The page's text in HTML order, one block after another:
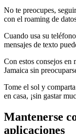
No te preocupes,
con el roaming de
Cuando usa su
mensajes de texto
Con estos consejos en
Jamaica sin
Tome el sol y
en casa, ¡sin gastar
Mantenerse
aplicaciones